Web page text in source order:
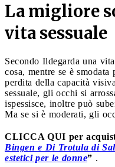
La migliore
vita sessuale
Secondo Ildegarda una
cosa, mentre se è
perdita della capacità
sessuale, gli occhi si
ispessisce, inoltre può
Ma se si è moderati, gli
CLICCA QUI per
Bingen e Di Trotula di
estetici per le donne” .